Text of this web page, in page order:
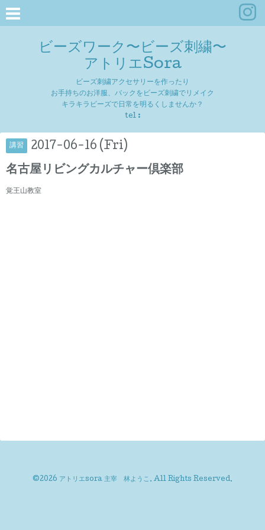
ビーズワーク〜ビーズ刺繍〜
アトリエSora
ビーズ刺繍アクセサリーを作ったり
お手持ちのお洋服、バックをビーズ刺繍でリメイク
キラキラビーズで日常を明るくしませんか？
tel :
講習 2017-06-16 (Fri)
名古屋リビングカルチャー倶楽部
覚王山教室
©2026 アトリエsora 主宰 林ようこ . All Rights Reserved.